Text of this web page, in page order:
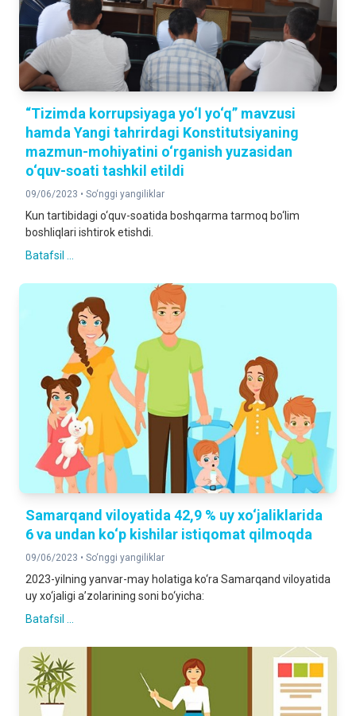
“Tizimda korrupsiyaga yo‘l yo‘q” mavzusi
hamda Yangi tahrirdagi Konstitutsiyaning
mazmun-mohiyatini o‘rganish yuzasidan
o‘quv-soati tashkil etildi
09/06/2023 • So‘nggi yangiliklar
Kun tartibidagi o‘quv-soatida boshqarma tarmoq bo‘lim
boshliqlari ishtirok etishdi.
Batafsil ...
Samarqand viloyatida 42,9 % uy xo‘jaliklarida
6 va undan ko‘p kishilar istiqomat qilmoqda
09/06/2023 • So‘nggi yangiliklar
2023-yilning yanvar-may holatiga ko‘ra Samarqand viloyatida
uy xo‘jaligi a’zolarining soni bo‘yicha:
Batafsil ...